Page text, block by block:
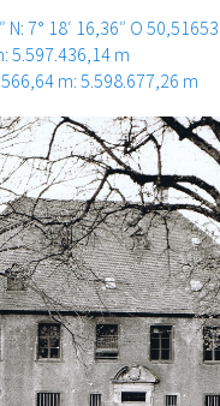
N: 7° 18′ 16,36″ O
5.597.436,14 m
m: 5.598.677,26 m